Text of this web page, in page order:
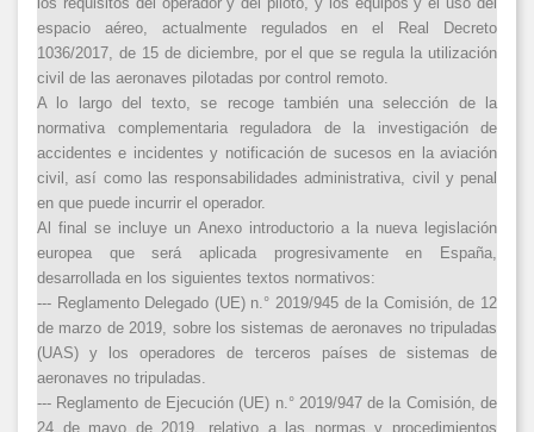
espacio aéreo, actualmente regulados en el Real Decreto
1036/2017, de 15 de diciembre, por el que se regula la utilización
civil de las aeronaves pilotadas por control remoto.
A lo largo del texto, se recoge también una selección de la
normativa complementaria reguladora de la investigación de
accidentes e incidentes y notificación de sucesos en la aviación
civil, así como las responsabilidades administrativa, civil y penal
en que puede incurrir el operador.
Al final se incluye un Anexo introductorio a la nueva legislación
europea que será aplicada progresivamente en España,
desarrollada en los siguientes textos normativos:
--- Reglamento Delegado (UE) n.° 2019/945 de la Comisión, de 12
de marzo de 2019, sobre los sistemas de aeronaves no tripuladas
(UAS) y los operadores de terceros países de sistemas de
aeronaves no tripuladas.
--- Reglamento de Ejecución (UE) n.° 2019/947 de la Comisión, de
24 de mayo de 2019, relativo a las normas y procedimientos